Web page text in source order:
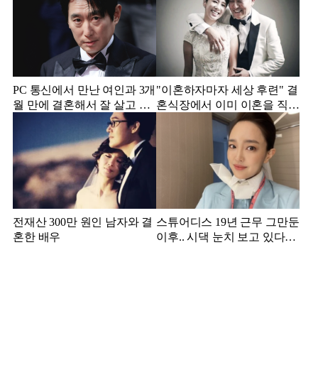
PC 통신에서 만난 여인과 3개
월 만에 결혼해서 잘 살고 있
"이혼하자마자 세상 후련" 결
혼식장에서 이미 이혼을 직감
했었다는 배우
전재산 300만 원인 남자와 결
혼한 배우
스튜어디스 19년 근무 그만둔
이후.. 시댁 눈치 보고 있다는